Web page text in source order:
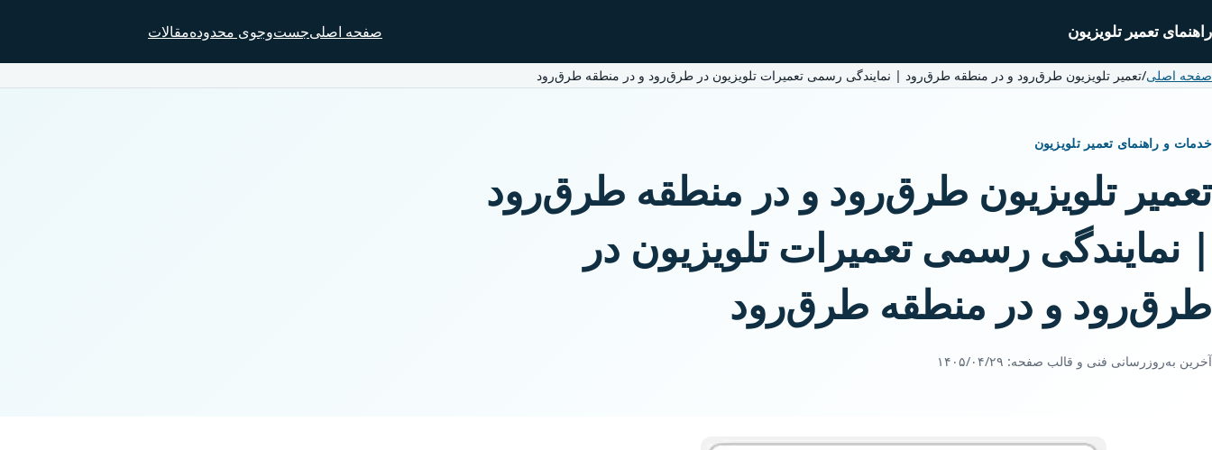
راهنمای تعمیر تلویزیون صفحه اصلیجست‌وجوی محدودهمقالات
صفحه اصلی/تعمیر تلویزیون طرق‌رود و در منطقه طرق‌رود | نمایندگی رسمی تعمیرات تلویزیون در طرق‌رود و در منطقه طرق‌رود
خدمات و راهنمای تعمیر تلویزیون
تعمیر تلویزیون طرق‌رود و در منطقه طرق‌رود
| نمایندگی رسمی تعمیرات تلویزیون در
طرق‌رود و در منطقه طرق‌رود
آخرین به‌روزرسانی فنی و قالب صفحه: ۱۴۰۵/۰۴/۲۹